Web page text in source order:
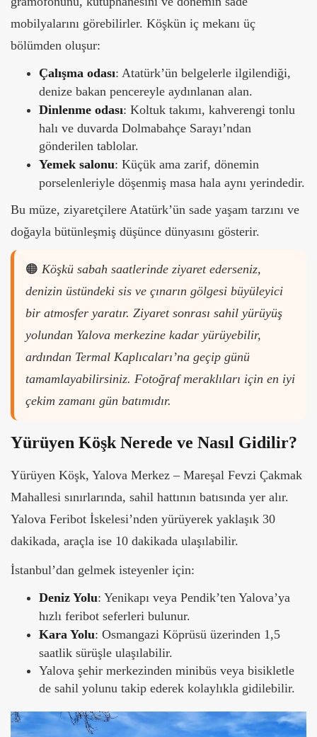
mobilyalarını görebilirler. Köşkün iç mekanı üç
bölümden oluşur:
Çalışma odası: Atatürk’ün belgelerle ilgilendiği,
denize bakan pencereyle aydınlanan alan.
Dinlenme odası: Koltuk takımı, kahverengi tonlu
halı ve duvarda Dolmabahçe Sarayı’ndan
gönderilen tablolar.
Yemek salonu: Küçük ama zarif, dönemin
porselenleriyle döşenmiş masa hala aynı yerindedir.
Bu müze, ziyaretçilere Atatürk’ün sade yaşam tarzını ve
doğayla bütünleşmiş düşünce dünyasını gösterir.
🟠 Köşkü sabah saatlerinde ziyaret ederseniz,
denizin üstündeki sis ve çınarın gölgesi büyüleyici
bir atmosfer yaratır. Ziyaret sonrası sahil yürüyüş
yolundan Yalova merkezine kadar yürüyebilir,
ardından Termal Kaplıcaları’na geçip günü
tamamlayabilirsiniz. Fotoğraf meraklıları için en iyi
çekim zamanı gün batımıdır.
Yürüyen Köşk Nerede ve Nasıl Gidilir?
Yürüyen Köşk, Yalova Merkez – Mareşal Fevzi Çakmak
Mahallesi sınırlarında, sahil hattının batısında yer alır.
Yalova Feribot İskelesi’nden yürüyerek yaklaşık 30
dakikada, araçla ise 10 dakikada ulaşılabilir.
İstanbul’dan gelmek isteyenler için:
Deniz Yolu: Yenikapı veya Pendik’ten Yalova’ya
hızlı feribot seferleri bulunur.
Kara Yolu: Osmangazi Köprüsü üzerinden 1,5
saatlik sürüşle ulaşılabilir.
Yalova şehir merkezinden minibüs veya bisikletle
de sahil yolunu takip ederek kolaylıkla gidilebilir.